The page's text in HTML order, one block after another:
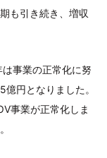
も引き続き、増収
事業の正常化に努
円となりました。
事業が正常化しま